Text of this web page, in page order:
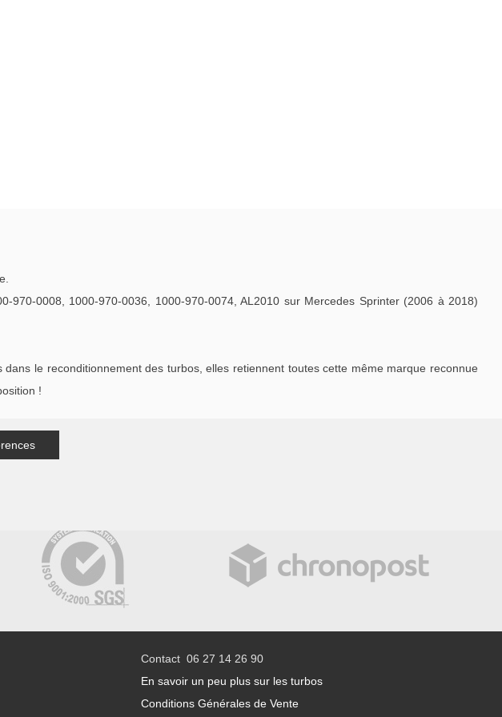
970-0008, 1000-970-0036, 1000-970-0074, AL2010 sur Mercedes Sprinter (2006 à 2018)
le reconditionnement des turbos, elles retiennent toutes cette même marque reconnue
!
Contact 06 27 14 26 90
En savoir un peu plus sur les turbos
Conditions Générales de Vente